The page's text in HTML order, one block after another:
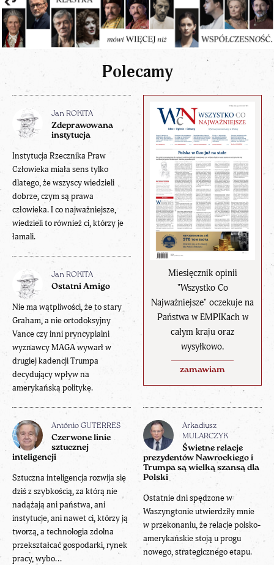
Polecamy
Miesięcznik opinii
"Wszystko Co
Najważniejsze" oczekuje na
Państwa w EMPIKach w
całym kraju oraz
wysyłkowo.
zamawiam
Jan ROKITA
Zdeprawowana
instytucja
Instytucja Rzecznika Praw
Człowieka miała sens tylko
dlatego, że wszyscy wiedzieli
dobrze, czym są prawa
człowieka. I co najważniejsze,
wiedzieli to również ci, którzy je
łamali.
Jan ROKITA
Ostatni Amigo
Nie ma wątpliwości, że to stary
Graham, a nie ortodoksyjny
Vance czy inni pryncypialni
wyznawcy MAGA wywarł w
drugiej kadencji Trumpa
decydujący wpływ na
amerykańską politykę.
António GUTERRES
Czerwone linie
sztucznej
inteligencji
Sztuczna inteligencja rozwija się
dziś z szybkością, za którą nie
nadążają ani państwa, ani
instytucje, ani nawet ci, którzy ją
tworzą, a technologia zdolna
przekształcać gospodarki, rynek
pracy, wybo...
Arkadiusz
MULARCZYK
Świetne relacje
prezydentów Nawrockiego i
Trumpa są wielką szansą dla
Polski
Ostatnie dni spędzone w
Waszyngtonie utwierdziły mnie
w przekonaniu, że relacje polsko-
amerykańskie stoją u progu
nowego, strategicznego etapu.